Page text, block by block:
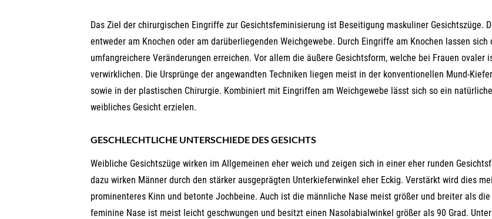
Das Ziel der chirurgischen Eingriffe zur Gesichtsfeminisierung ist Beseitigung maskuliner Gesichtszüge.
entweder am Knochen oder am darüberliegenden Weichgewebe. Durch Eingriffe am Knochen lassen sich
umfangreichere Veränderungen erreichen. Vor allem die äußere Gesichtsform, welche bei Frauen ovaler
verwirklichen. Die Ursprünge der angewandten Techniken liegen meist in der konventionellen Mund-
sowie in der plastischen Chirurgie. Kombiniert mit Eingriffen am Weichgewebe lässt sich so ein
weibliches Gesicht erzielen.
GESCHLECHTLICHE UNTERSCHIEDE DES GESICHTS
Weibliche Gesichtszüge wirken im Allgemeinen eher weich und zeigen sich in einer eher runden
dazu wirken Männer durch den stärker ausgeprägten Unterkieferwinkel eher Eckig. Verstärkt wird dies
prominenteres Kinn und betonte Jochbeine. Auch ist die männliche Nase meist größer und breiter als die
feminine Nase ist meist leicht geschwungen und besitzt einen Nasolabialwinkel größer als 90 Grad.